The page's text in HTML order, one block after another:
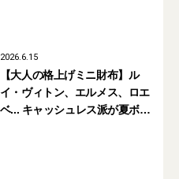
2026.6.15
【大人の格上げミニ財布】ル
イ・ヴィトン、エルメス、ロエ
ベ... キャッシュレス派が夏ボー